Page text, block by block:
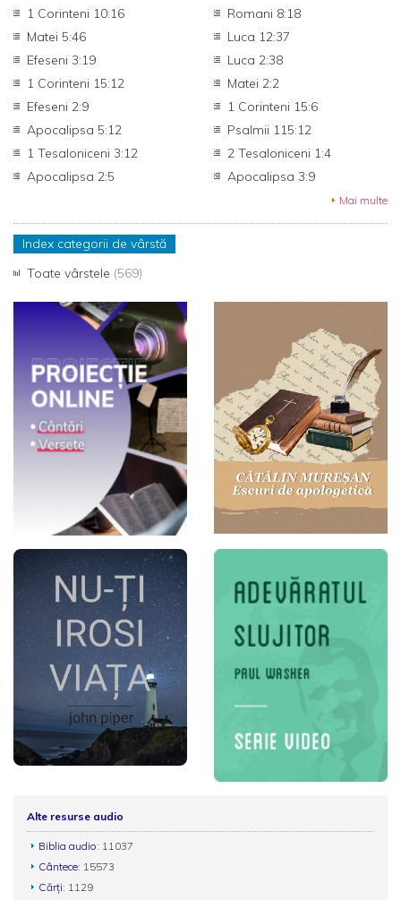
1 Corinteni 10:16
Romani 8:18
Matei 5:46
Luca 12:37
Efeseni 3:19
Luca 2:38
1 Corinteni 15:12
Matei 2:2
Efeseni 2:9
1 Corinteni 15:6
Apocalipsa 5:12
Psalmii 115:12
1 Tesaloniceni 3:12
2 Tesaloniceni 1:4
Apocalipsa 2:5
Apocalipsa 3:9
Mai multe
Index categorii de vârstă
Toate vârstele (569)
Alte resurse audio
Biblia audio: 11037
Cântece: 15573
Cărți: 1129